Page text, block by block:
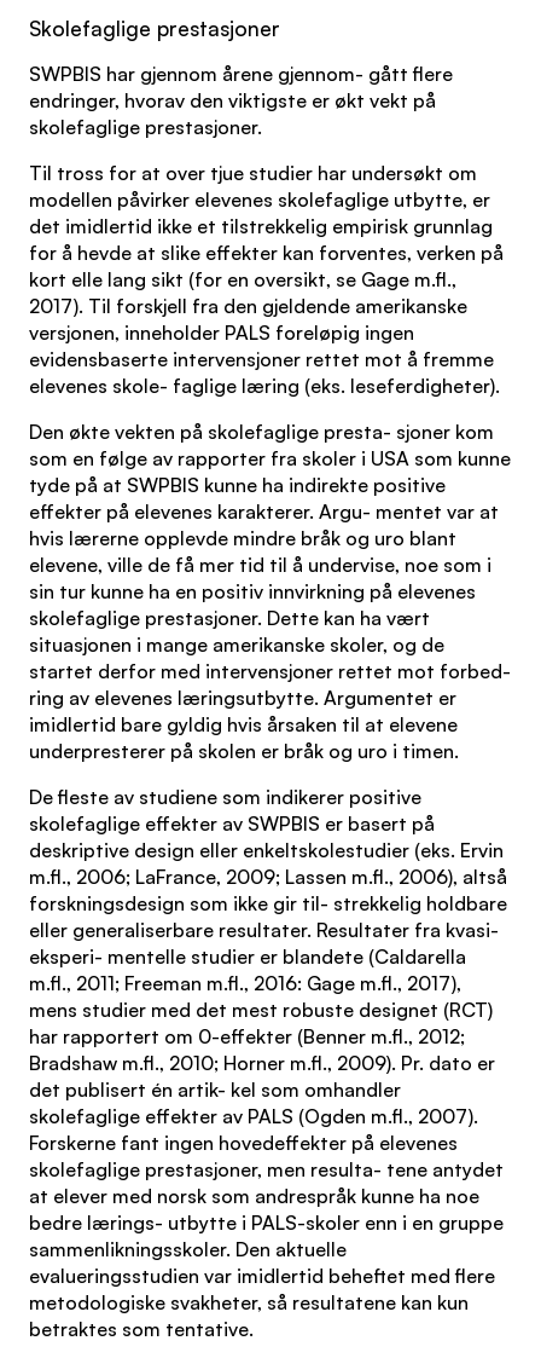
Skolefaglige prestasjoner
SWPBIS har gjennom årene gjennom- gått flere
endringer, hvorav den viktigste er økt vekt på
skolefaglige prestasjoner.
Til tross for at over tjue studier har undersøkt om
modellen påvirker elevenes skolefaglige utbytte, er
det imidlertid ikke et tilstrekkelig empirisk grunnlag
for å hevde at slike effekter kan forventes, verken på
kort elle lang sikt (for en oversikt, se Gage m.fl.,
2017). Til forskjell fra den gjeldende amerikanske
versjonen, inneholder PALS foreløpig ingen
evidensbaserte intervensjoner rettet mot å fremme
elevenes skole- faglige læring (eks. leseferdigheter).
Den økte vekten på skolefaglige presta- sjoner kom
som en følge av rapporter fra skoler i USA som kunne
tyde på at SWPBIS kunne ha indirekte positive
effekter på elevenes karakterer. Argu- mentet var at
hvis lærerne opplevde mindre bråk og uro blant
elevene, ville de få mer tid til å undervise, noe som i
sin tur kunne ha en positiv innvirkning på elevenes
skolefaglige prestasjoner. Dette kan ha vært
situasjonen i mange amerikanske skoler, og de
startet derfor med intervensjoner rettet mot forbed-
ring av elevenes læringsutbytte. Argumentet er
imidlertid bare gyldig hvis årsaken til at elevene
underpresterer på skolen er bråk og uro i timen.
De fleste av studiene som indikerer positive
skolefaglige effekter av SWPBIS er basert på
deskriptive design eller enkeltskolestudier (eks. Ervin
m.fl., 2006; LaFrance, 2009; Lassen m.fl., 2006), altså
forskningsdesign som ikke gir til- strekkelig holdbare
eller generaliserbare resultater. Resultater fra kvasi-
eksperi- mentelle studier er blandete (Caldarella
m.fl., 2011; Freeman m.fl., 2016: Gage m.fl., 2017),
mens studier med det mest robuste designet (RCT)
har rapportert om 0-effekter (Benner m.fl., 2012;
Bradshaw m.fl., 2010; Horner m.fl., 2009). Pr. dato er
det publisert én artik- kel som omhandler
skolefaglige effekter av PALS (Ogden m.fl., 2007).
Forskerne fant ingen hovedeffekter på elevenes
skolefaglige prestasjoner, men resulta- tene antydet
at elever med norsk som andrespråk kunne ha noe
bedre lærings- utbytte i PALS-skoler enn i en gruppe
sammenlikningsskoler. Den aktuelle
evalueringsstudien var imidlertid beheftet med flere
metodologiske svakheter, så resultatene kan kun
betraktes som tentative.